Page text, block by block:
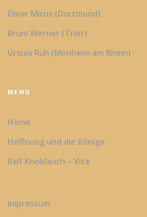
Elmar Micus (Dortmund)
Bruni Werner (Trier)
Ursula Ruh (Monheim am Rhein)
MENU
Home
Hoffnung und die Könige
Ralf Knoblauch – Vita
Impressum